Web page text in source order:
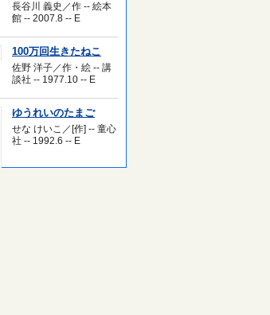
長谷川 義史／作 -- 絵本
館 -- 2007.8 -- E
100万回生きたねこ
佐野 洋子／作・絵 -- 講
談社 -- 1977.10 -- E
ゆうれいのたまご
せな けいこ／[作] -- 童心
社 -- 1992.6 -- E